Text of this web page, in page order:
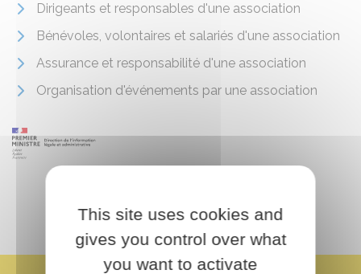
Dirigeants et responsables d'une association
Bénévoles, volontaires et salariés d'une association
Assurance et responsabilité d'une association
Organisation d'événements par une association
This site uses cookies and
gives you control over what
you want to activate